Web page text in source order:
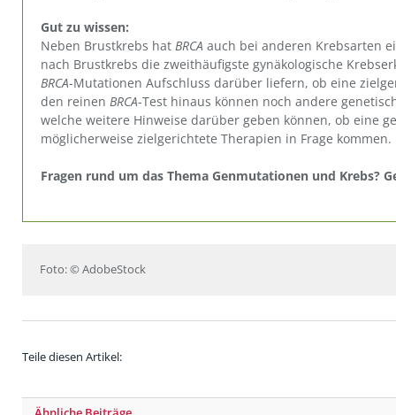
Gut zu wissen:
Neben Brustkrebs hat BRCA auch bei anderen Krebsarten
nach Brustkrebs die zweithäufigste gynäkologische
BRCA-Mutationen Aufschluss darüber liefern, ob eine
den reinen BRCA-Test hinaus können noch andere
welche weitere Hinweise darüber geben können, ob eine
möglicherweise zielgerichtete Therapien in Frage kommen.
Fragen rund um das Thema Genmutationen und Krebs?
Foto: © AdobeStock
Teile diesen Artikel: